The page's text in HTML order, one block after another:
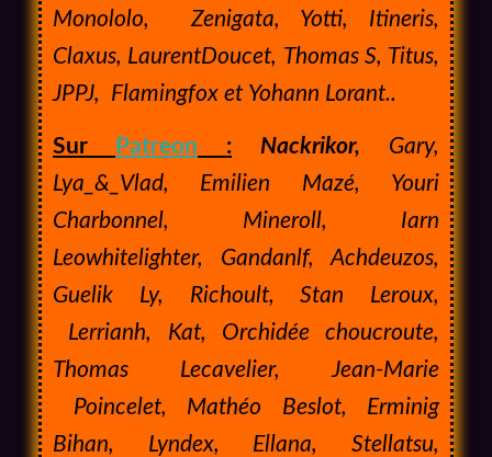
Monololo, Zenigata, Yotti, Itineris,
Claxus, LaurentDoucet, Thomas S, Titus,
JPPJ, Flamingfox et Yohann Lorant..
Sur Patreon : Nackrikor, Gary,
Lya_&_Vlad, Emilien Mazé, Youri
Charbonnel, Mineroll, Iarn
Leowhitelighter, Gandanlf, Achdeuzos,
Guelik Ly, Richoult, Stan Leroux,
Lerrianh, Kat, Orchidée choucroute,
Thomas Lecavelier, Jean-Marie
Poincelet, Mathéo Beslot, Erminig
Bihan, Lyndex, Ellana, Stellatsu,